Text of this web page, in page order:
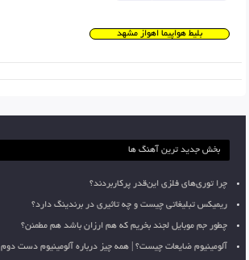
بلیط هواپیما اهواز مشهد
بخش جدید ترین آهنگ ها
چرا توری‌های فلزی این‌قدر پرکاربردند؟
ریمیکس تبلیغاتی چیست و چه تاثیری در برندینگ دارد؟
چطور جم موبایل لجند بخریم که هم ارزان باشد هم مطمئن؟
آلومینیوم ضایعات چیست؟ | همه چیز درباره آلومینیوم دست دوم